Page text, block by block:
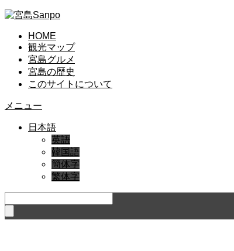
HOME
観光マップ
宮島グルメ
宮島の歴史
このサイトについて
メニュー
日本語
英語
韓国語
簡体字
繁体字